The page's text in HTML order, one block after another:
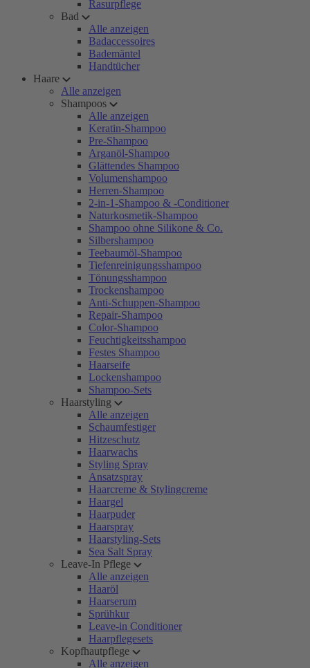
Rasurpflege
Bad
Alle anzeigen
Badaccessoires
Bademäntel
Handtücher
Haare
Alle anzeigen
Shampoos
Alle anzeigen
Keratin-Shampoo
Pre-Shampoo
Arganöl-Shampoo
Glättendes Shampoo
Volumenshampoo
Herren-Shampoo
2-in-1-Shampoo & -Conditioner
Naturkosmetik-Shampoo
Shampoo ohne Silikone & Co.
Silbershampoo
Teebaumöl-Shampoo
Tiefenreinigungsshampoo
Tönungsshampoo
Trockenshampoo
Anti-Schuppen-Shampoo
Repair-Shampoo
Color-Shampoo
Feuchtigkeitsshampoo
Festes Shampoo
Haarseife
Lockenshampoo
Shampoo-Sets
Haarstyling
Alle anzeigen
Schaumfestiger
Hitzeschutz
Haarwachs
Styling Spray
Ansatzspray
Haarcreme & Stylingcreme
Haargel
Haarpuder
Haarspray
Haarstyling-Sets
Sea Salt Spray
Leave-In Pflege
Alle anzeigen
Haaröl
Haarserum
Sprühkur
Leave-in Conditioner
Haarpflegesets
Kopfhautpflege
Alle anzeigen